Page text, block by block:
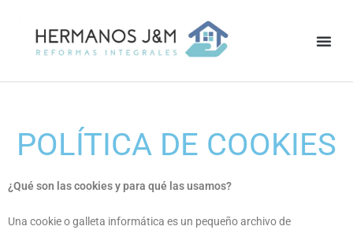
POLÍTICA DE COOKIES
¿Qué son las cookies y para qué las usamos?
Una cookie o galleta informática es un pequeño archivo de